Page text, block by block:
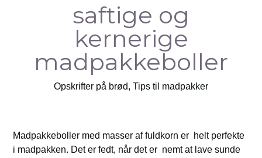
saftige og
kernerige
madpakkeboller
Opskrifter på brød, Tips til madpakker
Madpakkeboller med masser af fuldkorn er helt perfekte
i madpakken. Det er fedt, når det er nemt at lave sunde